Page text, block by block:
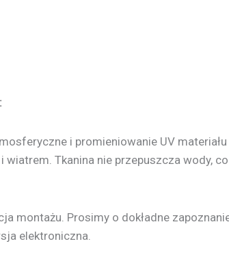
i promieniowanie UV
Tkanina nie przepuszcza wody,
montażu. Prosimy o dokładne
elektroniczna.